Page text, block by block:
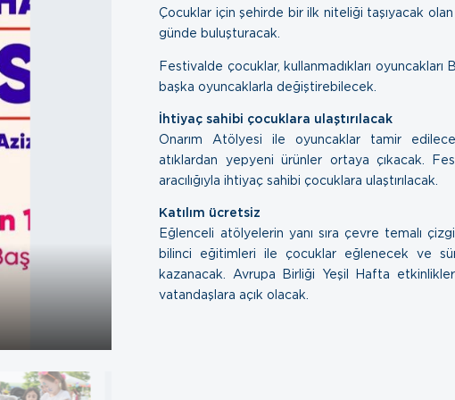
Çocuklar için şehirde bir ilk niteliği taşıyacak
günde buluşturacak.
Festivalde çocuklar, kullanmadıkları oyuncakları
başka oyuncaklarla değiştirebilecek.
İhtiyaç sahibi çocuklara ulaştırılacak
Onarım Atölyesi ile oyuncaklar tamir
atıklardan yepyeni ürünler ortaya çıkacak.
aracılığıyla ihtiyaç sahibi çocuklara ulaştırılacak.
Katılım ücretsiz
Eğlenceli atölyelerin yanı sıra çevre temalı
bilinci eğitimleri ile çocuklar eğlenecek ve
kazanacak. Avrupa Birliği Yeşil Hafta
vatandaşlara açık olacak.